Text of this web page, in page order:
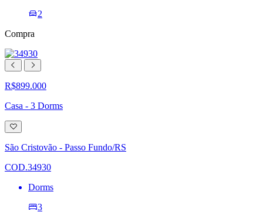
2
Compra
R$899.000
Casa - 3 Dorms
Adicionar
à
lista
de
São Cristovão - Passo Fundo/RS
COD.34930
Dorms
3